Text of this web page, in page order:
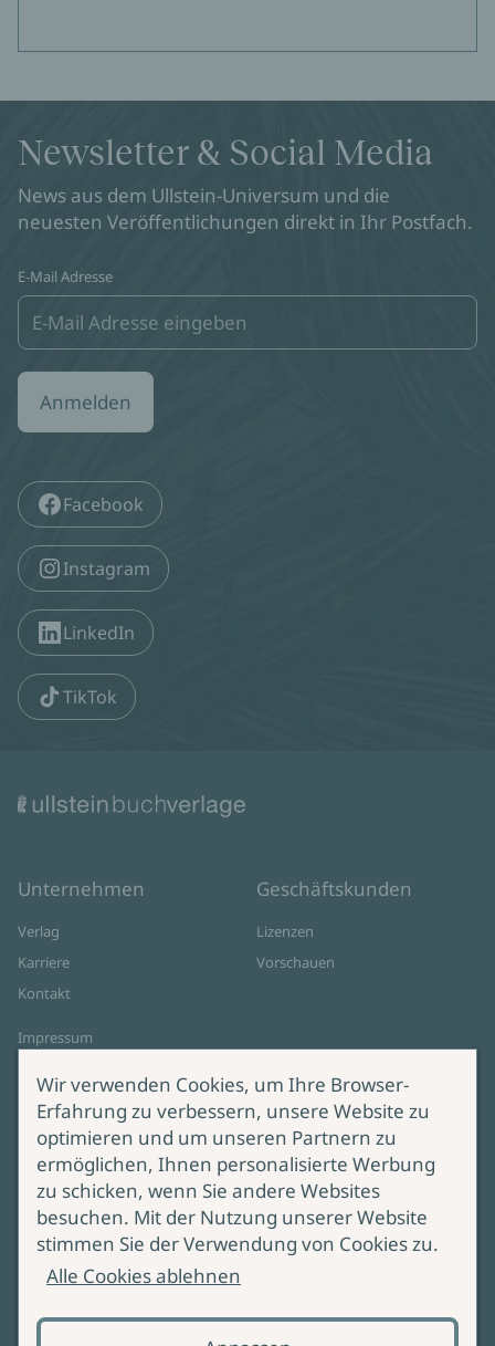
Newsletter & Social Media
News aus dem Ullstein-Universum und die
neuesten Veröffentlichungen direkt in Ihr Postfach.
E-Mail Adresse
Anmelden
Facebook
Instagram
LinkedIn
TikTok
Unternehmen
Verlag
Karriere
Kontakt
Impressum
Cookie-Einstellungen
AGB Online Shop
Geschäftskunden
Lizenzen
Vorschauen
Service
Lieferung & Versand
Produktsicherheit
Bei Fragen zur Produktsicherheit
wenden Sie sich bitte an
Wir verwenden Cookies, um Ihre Browser-
Erfahrung zu verbessern, unsere Website zu
optimieren und um unseren Partnern zu
ermöglichen, Ihnen personalisierte Werbung
zu schicken, wenn Sie andere Websites
besuchen. Mit der Nutzung unserer Website
stimmen Sie der Verwendung von Cookies zu.
Alle Cookies ablehnen